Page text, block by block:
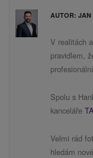
AUTOR: JAN
V realitách
pravidlem,
Spolu s
kanceláře
Velmi rád
hledám